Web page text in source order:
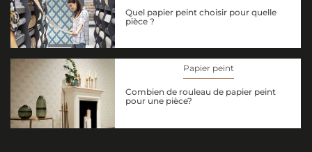
Quel papier peint choisir pour quelle
pièce ?
Papier peint
Combien de rouleau de papier peint
pour une pièce?